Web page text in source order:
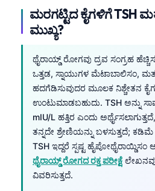
ಮರಗಟ್ಟಿದ ಕೈಗಳಿಗೆ TSH
ಮುಖ್ಯ?
ಥೈರಾಯ್ಡ್ ರೋಗವು ದ್ರವ ಸಂಗ್ರಹ
ಒತ್ತಡ, ಸ್ನಾಯುಗಳ ಮೆಟಾಬಾಲಿಸಂ,
ಹದಗೆಡಿಸುವುದರ ಮೂಲಕ ನಿಶ್ಚೇತನ
ಉಂಟುಮಾಡಬಹುದು. TSH ಅನ್ನು
mIU/L ಹತ್ತಿರ ಎಂದು
ತನ್ನದೇ ಶ್ರೇಣಿಯನ್ನು ಬಳಸುತ್ತದೆ;
TSH ಇದ್ದರೆ ಸ್ಪಷ್ಟ ಹೈಪೋಥೈರಾಯ್ಡಿಸಂ
ಥೈರಾಯ್ಡ್ ರೋಗದ ರಕ್ತ ಪರೀಕ್ಷೆ
ವಿವರಿಸುತ್ತದೆ.